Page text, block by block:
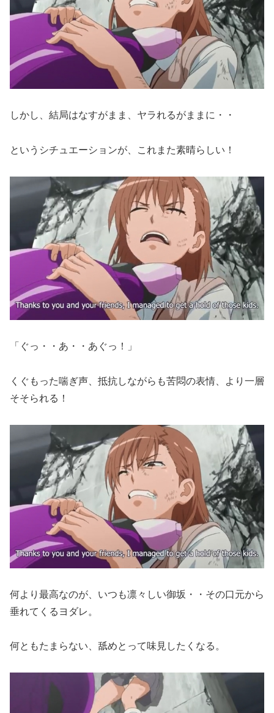
しかし、結局はなすがまま、ヤラれるがままに・・
というシチュエーションが、これまた素晴らしい！
「ぐっ・・あ・・あぐっ！」
くぐもった喘ぎ声、抵抗しながらも苦悶の表情、より一層
そそられる！
何より最高なのが、いつも凛々しい御坂・・その口元から
垂れてくるヨダレ。
何ともたまらない、舐めとって味見したくなる。